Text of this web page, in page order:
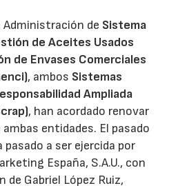
Administración de Sistema
de Aceites Usados
de Envases Comerciales
, ambos Sistemas
Ampliada
, han acordado renovar
entidades. El pasado
pasado a ser ejercida por
España, S.A.U., con
de Gabriel López Ruiz,